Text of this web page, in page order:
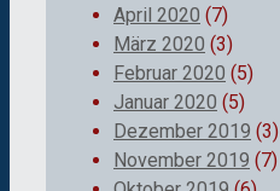
April 2020 (7)
März 2020 (3)
Februar 2020 (5)
Januar 2020 (5)
Dezember 2019 (3)
November 2019 (7)